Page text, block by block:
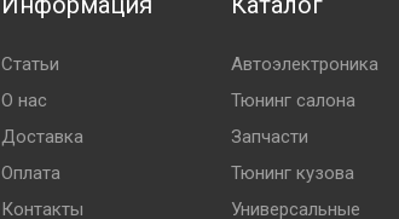
Статьи
О нас
Доставка
Оплата
Контакты
Автоэлектроника
Тюнинг салона
Запчасти
Тюнинг кузова
Универсальные